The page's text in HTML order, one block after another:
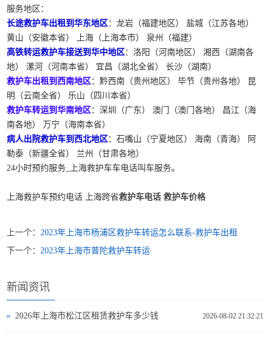
服务地区：
长途救护车出租到华东地区 ：龙岩（福建地区） 盐城（江苏各地）
黄山（安徽本省） 上海（上海本市） 泉州（福建）
高铁转运救护车接送到华中地区 ：洛阳（河南地区） 湘西（湖南各
地） 漯河（河南本省） 宜昌（湖北全省） 长沙（湖南）
救护车出租到西南地区 ：黔西南（贵州地区） 毕节（贵州各地） 昆
明（云南全省） 乐山（四川本省）
救护车转运到华南地区 ：深圳（广东） 澳门（澳门各地） 昌江（海
南各地） 万宁（海南本省）
病人出院救护车到西北地区 ：石嘴山（宁夏地区） 海南（青海） 阿
勒泰（新疆全省） 兰州（甘肃各地）
24小时预约服务_上海救护车车电话叫车服务。
上海救护车预约电话 上海跨省救护车电话 救护车价格
上一个： 2023年上海市杨浦区救护车转运怎么联系-救护车出租
下一个： 2023年上海市普陀救护车转运
新闻资讯
2026-08-02 21:32:21
2026年上海市松江区租赁救护车多少钱